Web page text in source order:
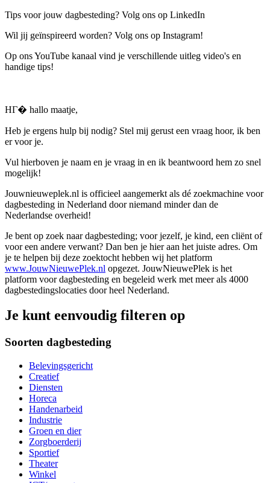
Tips voor jouw dagbesteding? Volg ons op LinkedIn
Wil jij geïnspireerd worden? Volg ons op Instagram!
Op ons YouTube kanaal vind je verschillende uitleg video's en
handige tips!
HГ� hallo maatje,
Heb je ergens hulp bij nodig? Stel mij gerust een vraag hoor, ik ben
er voor je.
Vul hierboven je naam en je vraag in en ik beantwoord hem zo snel
mogelijk!
Jouwnieuweplek.nl is officieel aangemerkt als dé zoekmachine voor
dagbesteding in Nederland door niemand minder dan de
Nederlandse overheid!
Je bent op zoek naar dagbesteding; voor jezelf, je kind, een cliënt of
voor een andere verwant? Dan ben je hier aan het juiste adres. Om
je te helpen bij deze zoektocht hebben wij het platform
www.JouwNieuwePlek.nl opgezet. JouwNieuwePlek is het
platform voor dagbesteding en begeleid werk met meer als 4000
dagbestedingslocaties door heel Nederland.
Je kunt eenvoudig filteren op
Soorten dagbesteding
Belevingsgericht
Creatief
Diensten
Horeca
Handenarbeid
Industrie
Groen en dier
Zorgboerderij
Sportief
Theater
Winkel